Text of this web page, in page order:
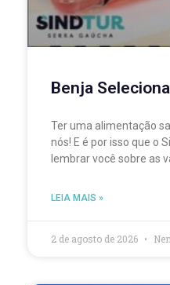
Benja
Ter uma alimentação
nós! E é por isso que o
lembrar você sobre as
LEIA MAIS »
2 de agosto de 2026